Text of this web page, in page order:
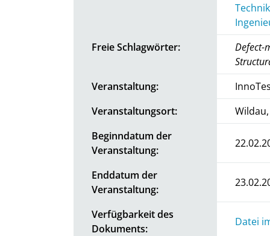
Freie Schlagwörter:
Defect-
Veranstaltung:
Veranstaltungsort:
Beginndatum der
Veranstaltung:
Enddatum der
Veranstaltung:
Verfügbarkeit des
Dokuments:
Datei